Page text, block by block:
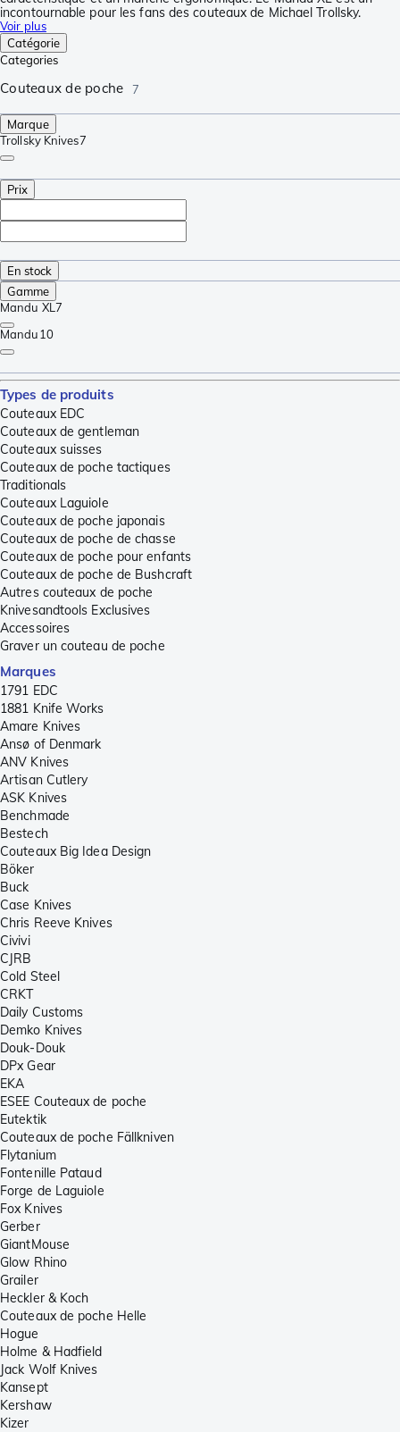
incontournable pour les fans des couteaux de Michael Trollsky.
Voir plus
Catégorie
Categories
Couteaux de poche 7
Marque
Trollsky Knives7
Prix
En stock
Gamme
Mandu XL7
Mandu10
Types de produits
Couteaux EDC
Couteaux de gentleman
Couteaux suisses
Couteaux de poche tactiques
Traditionals
Couteaux Laguiole
Couteaux de poche japonais
Couteaux de poche de chasse
Couteaux de poche pour enfants
Couteaux de poche de Bushcraft
Autres couteaux de poche
Knivesandtools Exclusives
Accessoires
Graver un couteau de poche
Marques
1791 EDC
1881 Knife Works
Amare Knives
Ansø of Denmark
ANV Knives
Artisan Cutlery
ASK Knives
Benchmade
Bestech
Couteaux Big Idea Design
Böker
Buck
Case Knives
Chris Reeve Knives
Civivi
CJRB
Cold Steel
CRKT
Daily Customs
Demko Knives
Douk-Douk
DPx Gear
EKA
ESEE Couteaux de poche
Eutektik
Couteaux de poche Fällkniven
Flytanium
Fontenille Pataud
Forge de Laguiole
Fox Knives
Gerber
GiantMouse
Glow Rhino
Grailer
Heckler & Koch
Couteaux de poche Helle
Hogue
Holme & Hadfield
Jack Wolf Knives
Kansept
Kershaw
Kizer